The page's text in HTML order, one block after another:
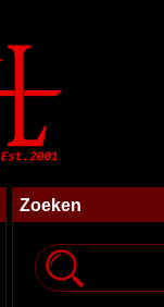
Zoeken